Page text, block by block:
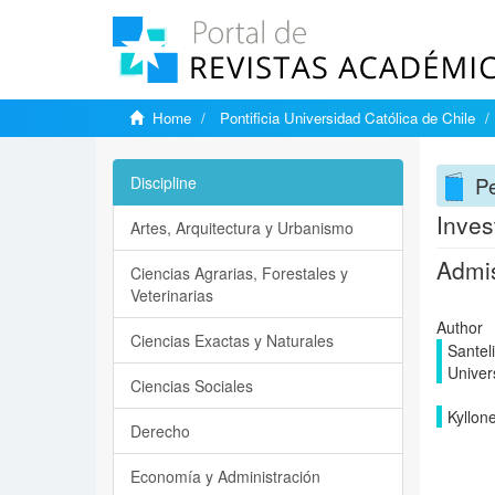
Home Pontificia Universidad Católica de Chile
Author
Discipline
Artes, Arquitectura y Urbanismo
Ciencias Agrarias, Forestales y
Veterinarias
Ciencias Exactas y Naturales
Ciencias Sociales
Derecho
Economía y Administración